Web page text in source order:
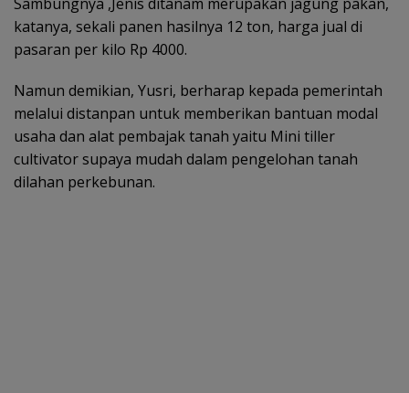
katanya, sekali panen hasilnya 12 ton, harga jual di
pasaran per kilo Rp 4000.
Namun demikian, Yusri, berharap kepada pemerintah
melalui distanpan untuk memberikan bantuan modal
usaha dan alat pembajak tanah yaitu Mini tiller
cultivator supaya mudah dalam pengelohan tanah
dilahan perkebunan.